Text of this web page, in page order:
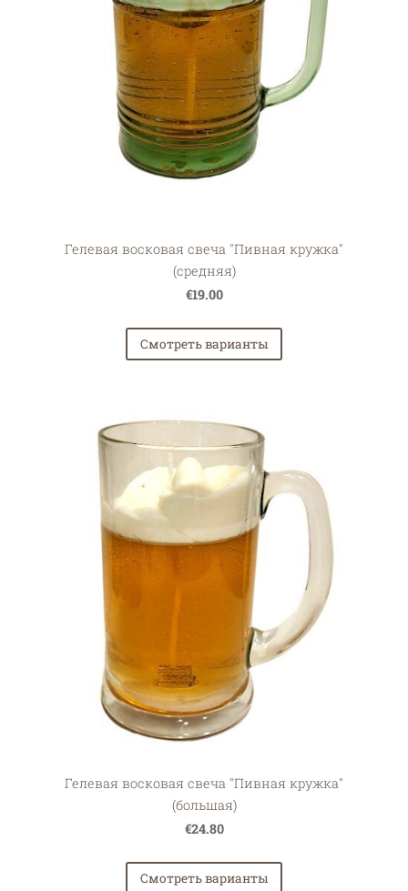
Гелевая восковая свеча "Пивная кружка"
(средняя)
€19.00
Смотреть варианты
Гелевая восковая свеча "Пивная кружка"
(большая)
€24.80
Смотреть варианты